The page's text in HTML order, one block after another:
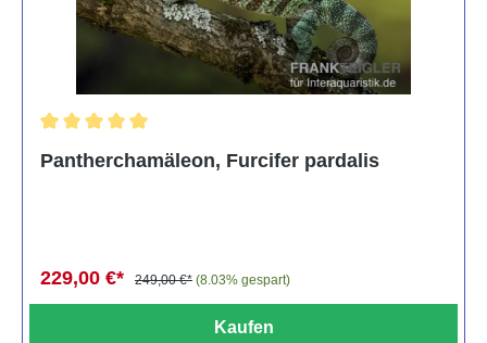
Pantherchamäleon, Furcifer pardalis
229,00 €* 249,00 €* (8.03% gespart)
Kaufen